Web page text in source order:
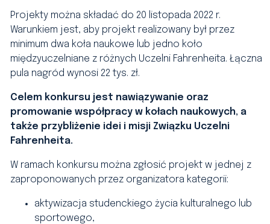
Projekty można składać do 20 listopada 2022 r.
Warunkiem jest, aby projekt realizowany był przez
minimum dwa koła naukowe lub jedno koło
międzyuczelniane z różnych Uczelni Fahrenheita. Łączna
pula nagród wynosi 22 tys. zł.
Celem konkursu jest nawiązywanie oraz
promowanie współpracy w kołach naukowych, a
także przybliżenie idei i misji Związku Uczelni
Fahrenheita.
W ramach konkursu można zgłosić projekt w jednej z
zaproponowanych przez organizatora kategorii:
aktywizacja studenckiego życia kulturalnego lub
sportowego,